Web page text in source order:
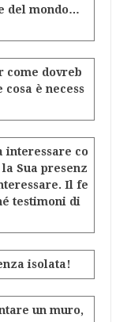
del mondo…
come dovreb
cosa è necess
interessare co
Sua presenz
Il fe
testimoni di
isolata!
un muro,